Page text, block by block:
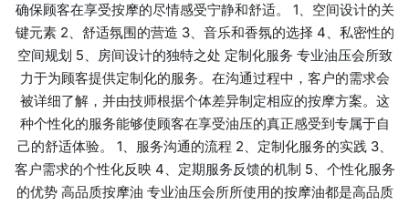
确保顾客在享受按摩的尽情感受宁静和舒适。 1、空间设计的关
键元素 2、舒适氛围的营造 3、音乐和香氛的选择 4、私密性的
空间规划 5、房间设计的独特之处 定制化服务 专业油压会所致
力于为顾客提供定制化的服务。在沟通过程中，客户的需求会
被详细了解，并由技师根据个体差异制定相应的按摩方案。这
种个性化的服务能够使顾客在享受油压的真正感受到专属于自
己的舒适体验。 1、服务沟通的流程 2、定制化服务的实践 3、
客户需求的个性化反映 4、定期服务反馈的机制 5、个性化服务
的优势 高品质按摩油 专业油压会所所使用的按摩油都是高品质